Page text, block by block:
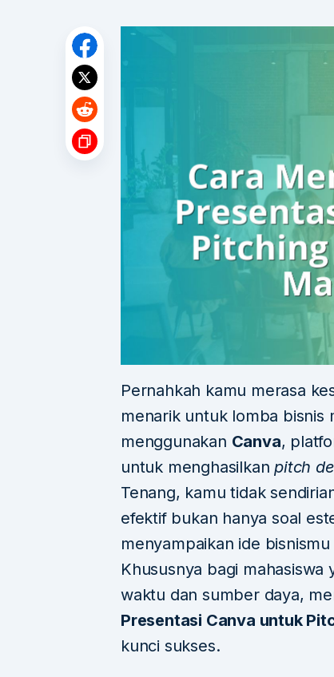
Pernahkah kamu merasa
menarik untuk lomba bisnis
menggunakan Canva,
untuk menghasilkanpitch
Tenang, kamu tidak
efektif bukan hanya soal
menyampaikan ide
Khususnya bagi
waktu dan sumber daya,
Presentasi Canva untuk
kunci sukses.